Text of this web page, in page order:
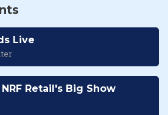
Live
Retail's Big Show